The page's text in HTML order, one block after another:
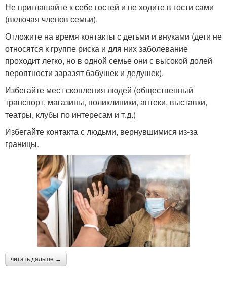
Не приглашайте к себе гостей и не ходите в гости сами
(включая членов семьи).
Отложите на время контакты с детьми и внуками (дети не
относятся к группе риска и для них заболевание
проходит легко, но в одной семье они с высокой долей
вероятности заразят бабушек и дедушек).
Избегайте мест скопления людей (общественный
транспорт, магазины, поликлиники, аптеки, выставки,
театры, клубы по интересам и т.д.)
Избегайте контакта с людьми, вернувшимися из-за
границы.
читать дальше →